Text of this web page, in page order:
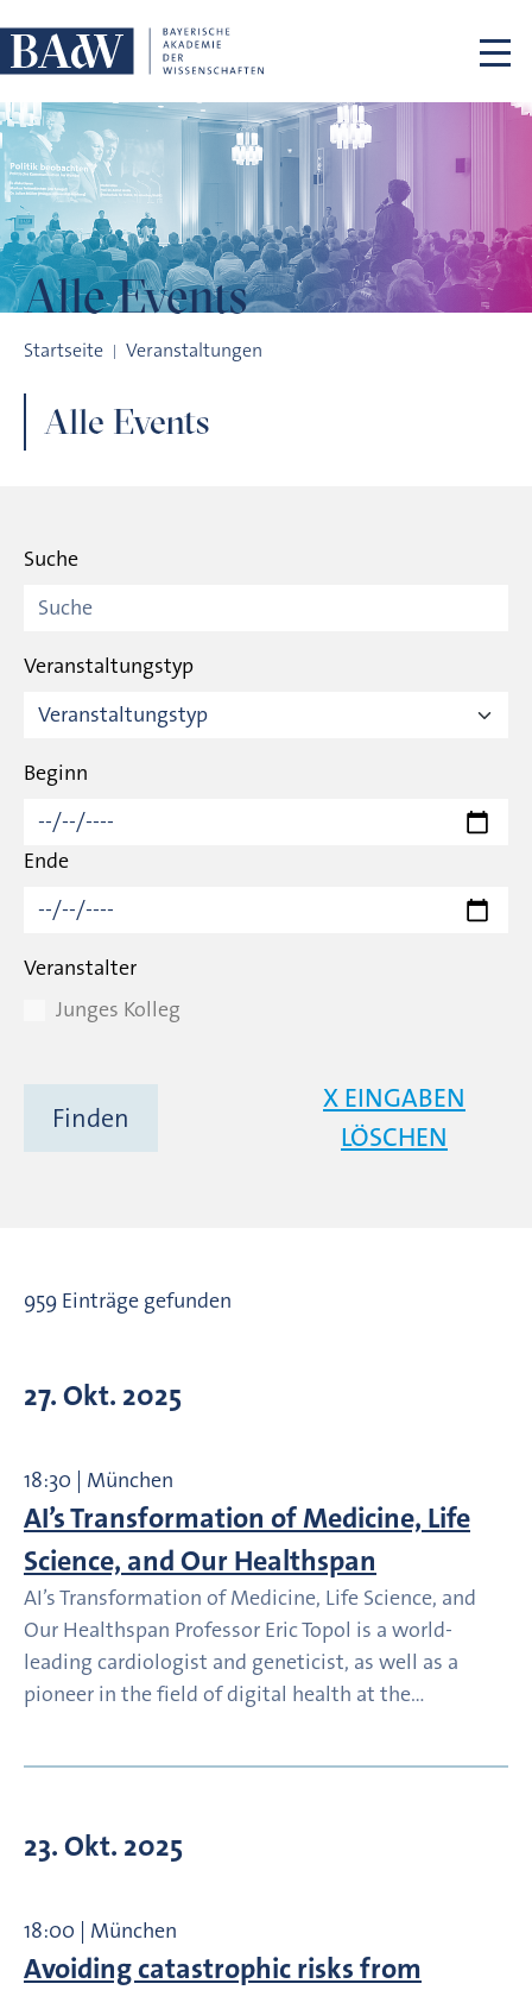
Alle Events
Startseite Veranstaltungen
Alle Events
Suche
Veranstaltungstyp
Beginn
Ende
Veranstalter
Junges Kolleg
X EINGABEN
LÖSCHEN
959 Einträge gefunden
27. Okt. 2025
18:30 | München
AI’s Transformation of Medicine, Life
Science, and Our Healthspan
AI’s Transformation of Medicine, Life Science, and
Our Healthspan Professor Eric Topol is a world-
leading cardiologist and geneticist, as well as a
pioneer in the field of digital health at the…
23. Okt. 2025
18:00 | München
Avoiding catastrophic risks from